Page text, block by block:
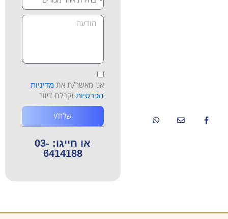
אני מאשר/ת אתמדיניות
הפרטיות וקבלת דיוור
שלח/י
או חייגו: 03-
6414188